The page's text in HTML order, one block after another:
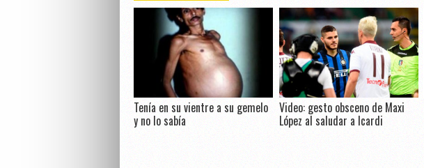
Tenía en su vientre a su gemelo
y no lo sabía
Video: gesto obsceno de Maxi
López al saludar a Icardi